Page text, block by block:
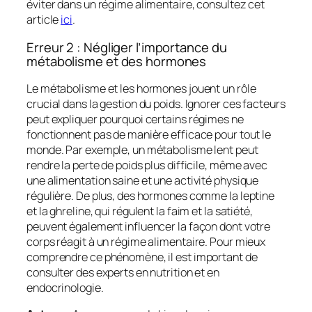
éviter dans un régime alimentaire, consultez cet
articleici.
Erreur 2 : Négliger l’importance du
métabolisme et des hormones
Le métabolisme et les hormones jouent un rôle
crucial dans la gestion du poids. Ignorer ces facteurs
peut expliquer pourquoi certains régimes ne
fonctionnent pas de manière efficace pour tout le
monde. Par exemple, un métabolisme lent peut
rendre la perte de poids plus difficile, même avec
une alimentation saine et une activité physique
régulière. De plus, des hormones comme la leptine
et la ghreline, qui régulent la faim et la satiété,
peuvent également influencer la façon dont votre
corps réagit à un régime alimentaire. Pour mieux
comprendre ce phénomène, il est important de
consulter des experts en nutrition et en
endocrinologie.